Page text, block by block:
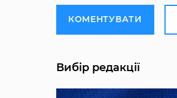
КОМЕНТУВАТИ
Вибір редакції